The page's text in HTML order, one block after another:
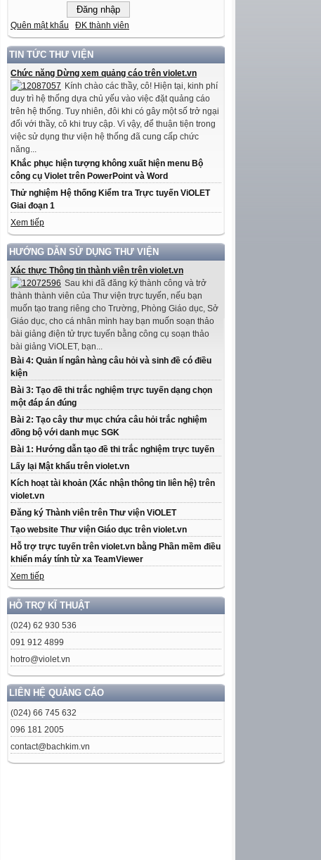
Quên mật khẩu ĐK thành viên
TIN TỨC THƯ VIỆN
Chức năng Dừng xem quảng cáo trên violet.vn
Kính chào các thầy, cô! Hiện tại, kinh phí
duy trì hệ thống dựa chủ yếu vào việc đặt quảng cáo
trên hệ thống. Tuy nhiên, đôi khi có gây một số trở ngại
đối với thầy, cô khi truy cập. Vì vậy, để thuận tiện trong
việc sử dụng thư viện hệ thống đã cung cấp chức
năng...
Khắc phục hiện tượng không xuất hiện menu Bộ
công cụ Violet trên PowerPoint và Word
Thử nghiệm Hệ thống Kiểm tra Trực tuyến ViOLET
Giai đoạn 1
Xem tiếp
HƯỚNG DẪN SỬ DỤNG THƯ VIỆN
Xác thực Thông tin thành viên trên violet.vn
Sau khi đã đăng ký thành công và trở
thành thành viên của Thư viện trực tuyến, nếu bạn
muốn tạo trang riêng cho Trường, Phòng Giáo dục, Sở
Giáo dục, cho cá nhân mình hay bạn muốn soạn thảo
bài giảng điện tử trực tuyến bằng công cụ soạn thảo
bài giảng ViOLET, bạn...
Bài 4: Quản lí ngân hàng câu hỏi và sinh đề có điều
kiện
Bài 3: Tạo đề thi trắc nghiệm trực tuyến dạng chọn
một đáp án đúng
Bài 2: Tạo cây thư mục chứa câu hỏi trắc nghiệm
đồng bộ với danh mục SGK
Bài 1: Hướng dẫn tạo đề thi trắc nghiệm trực tuyến
Lấy lại Mật khẩu trên violet.vn
Kích hoạt tài khoản (Xác nhận thông tin liên hệ) trên
violet.vn
Đăng ký Thành viên trên Thư viện ViOLET
Tạo website Thư viện Giáo dục trên violet.vn
Hỗ trợ trực tuyến trên violet.vn bằng Phần mềm điều
khiển máy tính từ xa TeamViewer
Xem tiếp
HỖ TRỢ KĨ THUẬT
(024) 62 930 536
091 912 4899
hotro@violet.vn
LIÊN HỆ QUẢNG CÁO
(024) 66 745 632
096 181 2005
contact@bachkim.vn